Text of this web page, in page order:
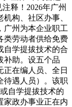
释！2026年广州
构、社区办事、
广州为本企业职工
类劳动者供给免费
自学提拔技术的合
补助。设五个品
在编人员、全日
待遇人员）。该职
自学提拔技术的
家政办事业正在内